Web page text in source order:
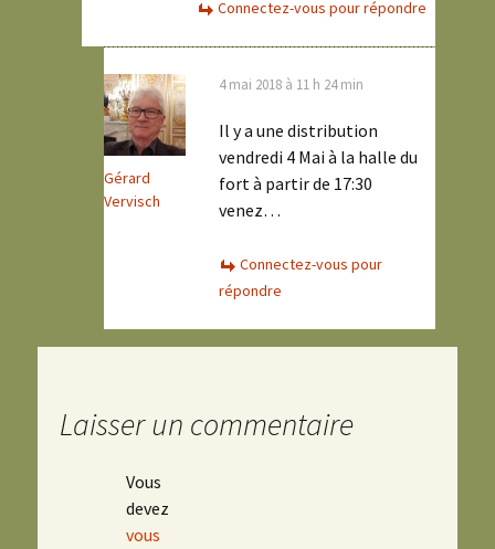
Connectez-vous pour répondre
Gérard
Vervisch
4 mai 2018 à 11 h 24 min
Il y a une distribution
vendredi 4 Mai à la halle du
fort à partir de 17:30
venez…
Connectez-vous pour
répondre
Laisser un commentaire
Vous
devez
vous